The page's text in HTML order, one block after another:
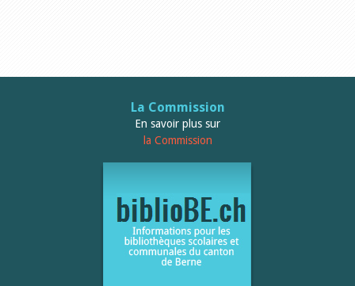
La Commission
En savoir plus sur
la Commission